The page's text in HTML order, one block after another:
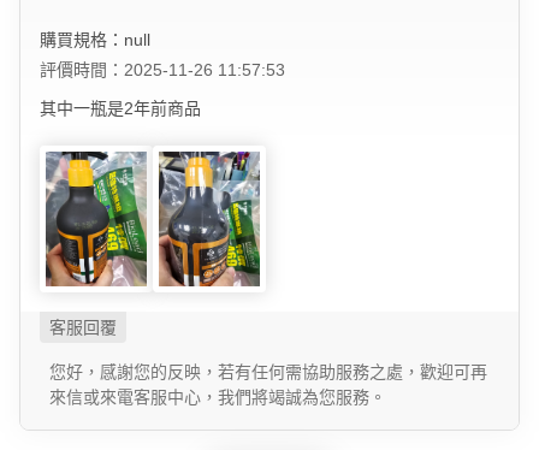
購買規格：null
評價時間：2025-11-26 11:57:53
其中一瓶是2年前商品
您好，感謝您的反映，若有任何需協助服務之處，歡迎可再
來信或來電客服中心，我們將竭誠為您服務。